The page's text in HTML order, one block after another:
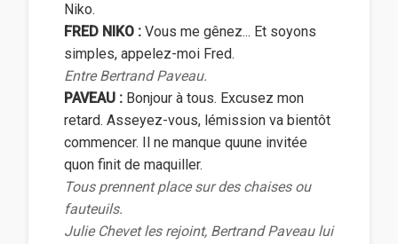
Niko.
FRED NIKO : Vous me gênez... Et soyons
simples, appelez-moi Fred.
Entre Bertrand Paveau.
PAVEAU : Bonjour à tous. Excusez mon
retard. Asseyez-vous, lémission va bientôt
commencer. Il ne manque quune invitée
quon finit de maquiller.
Tous prennent place sur des chaises ou
fauteuils.
Julie Chevet les rejoint, Bertrand Paveau lui